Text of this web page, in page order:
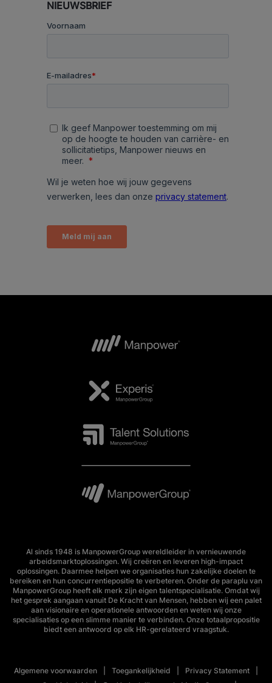
NIEUWSBRIEF
Al sinds 1948 is ManpowerGroup wereldleider in vernieuwende
arbeidsmarktoplossingen. Wij creëren en leveren high-impact
oplossingen. Daarmee helpen we organisaties hun zakelijke doelen te
bereiken en hun concurrentiepositie te verbeteren. Onder de paraplu van
ManpowerGroup heeft elk merk zijn eigen talentspecialisatie. Omdat wij
het gesprek aangaan vanuit De Kracht van Mensen, hebben wij een palet
aan visionaire en operationele antwoorden en weten wij onze
specialisaties op een slimme manier te verbinden. Onze totaalpropositie
biedt een antwoord op elk HR-gerelateerd vraagstuk.
Algemene voorwaarden Toegankelijkheid
Privacy Statement